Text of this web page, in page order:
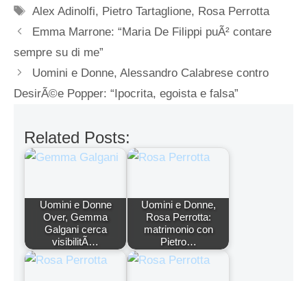
Tag
Alex Adinolfi, Pietro Tartaglione, Rosa Perrotta
Emma Marrone: “Maria De Filippi puÃ² contare
sempre su di me”
Uomini e Donne, Alessandro Calabrese contro
DesirÃ©e Popper: “Ipocrita, egoista e falsa”
Related Posts:
Uomini e Donne
Over, Gemma
Galgani cerca
visibilitÃ…
Uomini e Donne,
Rosa Perrotta:
matrimonio con
Pietro…